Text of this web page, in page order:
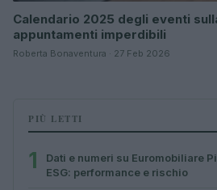
Calendario 2025 degli eventi
appuntamenti imperdibili
Roberta Bonaventura · 27 Feb 2026
PIÙ LETTI
1
Dati e numeri su Euromobiliare
ESG: performance e rischio